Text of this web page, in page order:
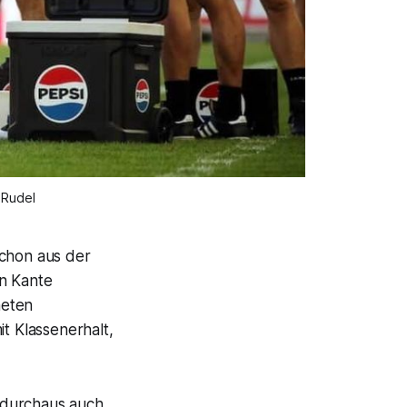
aus der
Kante
Klassenerhalt,